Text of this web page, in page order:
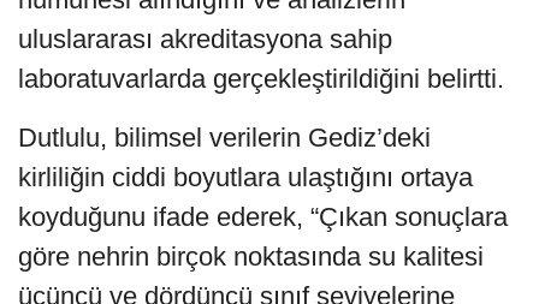
uluslararası akreditasyona sahip
laboratuvarlarda gerçekleştirildiğini belirtti.
Dutlulu, bilimsel verilerin Gediz’deki
kirliliğin ciddi boyutlara ulaştığını ortaya
koyduğunu ifade ederek, “Çıkan sonuçlara
göre nehrin birçok noktasında su kalitesi
üçüncü ve dördüncü sınıf seviyelerine